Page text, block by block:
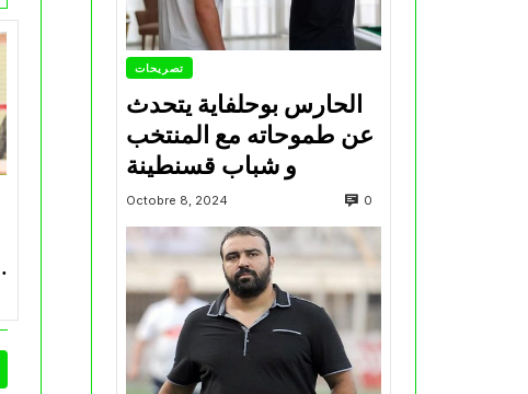
تصريحات
الحارس بوحلفاية يتحدث
عن طموحاته مع المنتخب
و شباب قسنطينة
Octobre 8, 2024 0